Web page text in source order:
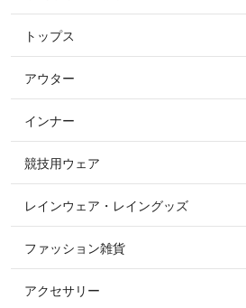
すべてのキュロット
フルグリップ・尻革 キュロット
ニーグリップ・膝革 キュロット
トップス
すべてのトップス
ポロシャツ
カットソー・Tシャツ・タンクトップ
パーカー・トレーナー・スウェット
アウター
すべてのアウター
コート
ジャケット・ブルゾン
インナー
競技用ウェア
すべての競技用ウェア
ショージャケット
ショーシャツ
レインウェア・レイングッズ
ファッション雑貨
すべてのファッション雑貨
アクセサリー